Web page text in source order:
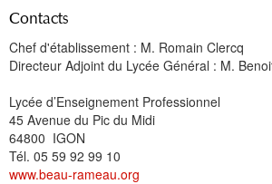
Contacts
Chef d'établissement : M. Romain Clercq
Directeur Adjoint du Lycée Général : M.
Lycée d’Enseignement Professionnel
45 Avenue du Pic du Midi
64800 IGON
Tél. 05 59 92 99 10
www.beau-rameau.org